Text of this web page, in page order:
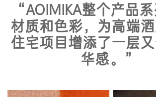
“AOIMIKA整个产品
材质和色彩，为高端
住宅项目增添了一层
华感。”